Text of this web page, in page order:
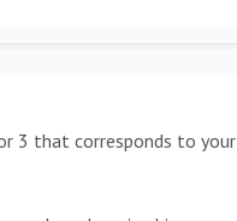
3 that corresponds to